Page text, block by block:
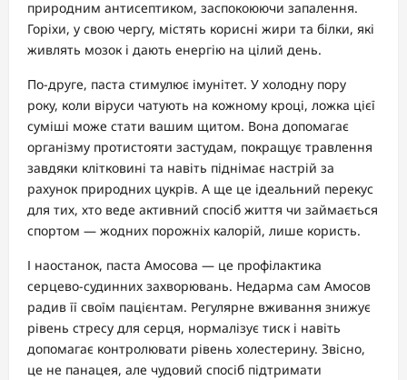
природним антисептиком, заспокоюючи запалення.
Горіхи, у свою чергу, містять корисні жири та білки, які
живлять мозок і дають енергію на цілий день.
По-друге, паста стимулює імунітет. У холодну пору
року, коли віруси чатують на кожному кроці, ложка цієї
суміші може стати вашим щитом. Вона допомагає
організму протистояти застудам, покращує травлення
завдяки клітковині та навіть піднімає настрій за
рахунок природних цукрів. А ще це ідеальний перекус
для тих, хто веде активний спосіб життя чи займається
спортом — жодних порожніх калорій, лише користь.
І наостанок, паста Амосова — це профілактика
серцево-судинних захворювань. Недарма сам Амосов
радив її своїм пацієнтам. Регулярне вживання знижує
рівень стресу для серця, нормалізує тиск і навіть
допомагає контролювати рівень холестерину. Звісно,
це не панацея, але чудовий спосіб підтримати